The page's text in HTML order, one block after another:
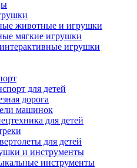
животные и игрушки
мягкие игрушки
игрушки
для детей
дорога
машинок
для детей
для детей
и инструменты
инструменты